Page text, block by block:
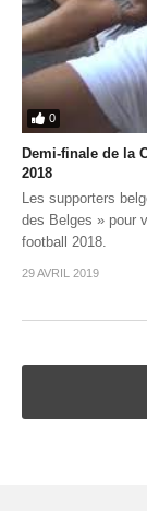
0
Demi-finale de la
2018
Les supporters
des Belges » pour
football 2018.
29 AVRIL 2019